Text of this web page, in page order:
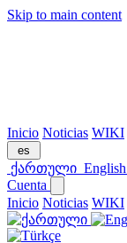
Skip to main content
Inicio Noticias WIKI
es
ქართული English
Cuenta
Inicio Noticias WIKI